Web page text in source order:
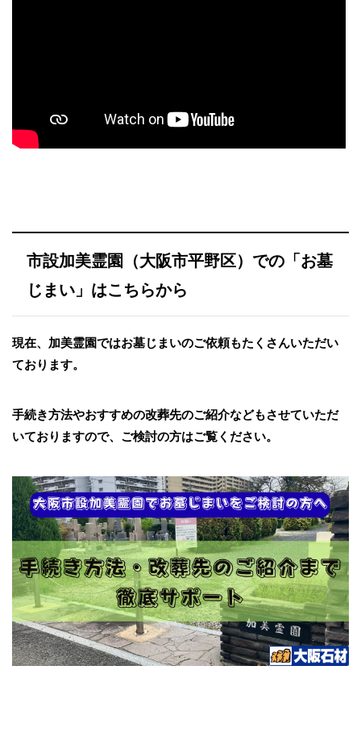
市設加美霊園（大阪市平野区）での「お墓
じまい」はこちらから
現在、加美霊園ではお墓じまいのご依頼もたくさんいただい
ております。
手続き方法やおすすめの改葬先のご紹介などもさせていただ
いておりますので、ご検討の方はご覧ください。